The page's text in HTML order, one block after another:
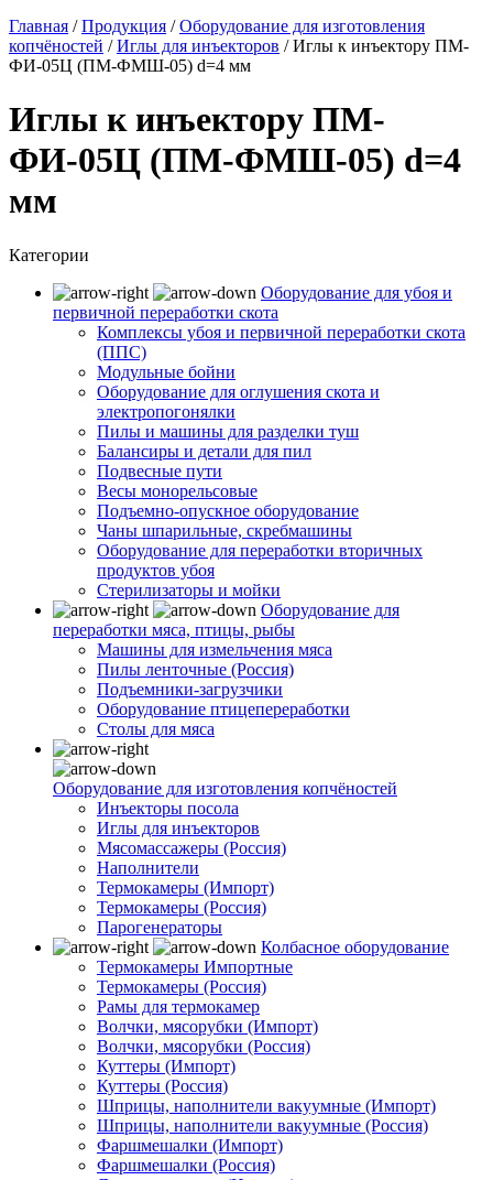
Главная /Продукция /Оборудование для изготовления
копчёностей /Иглы для инъекторов /Иглы к инъектору ПМ-
ФИ-05Ц (ПМ-ФМШ-05) d=4 мм
Иглы к инъектору ПМ-
ФИ-05Ц (ПМ-ФМШ-05) d=4
мм
Категории
Оборудование для убоя и
первичной переработки скота
Комплексы убоя и первичной переработки скота
(ППС)
Модульные бойни
Оборудование для оглушения скота и
электропогонялки
Пилы и машины для разделки туш
Балансиры и детали для пил
Подвесные пути
Весы монорельсовые
Подъемно-опускное оборудование
Чаны шпарильные, скребмашины
Оборудование для переработки вторичных
продуктов убоя
Стерилизаторы и мойки
Оборудование для
переработки мяса, птицы, рыбы
Машины для измельчения мяса
Пилы ленточные (Россия)
Подъемники-загрузчики
Оборудование птицепереработки
Столы для мяса
Оборудование для изготовления копчёностей
Инъекторы посола
Иглы для инъекторов
Мясомассажеры (Россия)
Наполнители
Термокамеры (Импорт)
Термокамеры (Россия)
Парогенераторы
Колбасное оборудование
Термокамеры Импортные
Термокамеры (Россия)
Рамы для термокамер
Волчки, мясорубки (Импорт)
Волчки, мясорубки (Россия)
Куттеры (Импорт)
Куттеры (Россия)
Шприцы, наполнители вакуумные (Импорт)
Шприцы, наполнители вакуумные (Россия)
Фаршмешалки (Импорт)
Фаршмешалки (Россия)